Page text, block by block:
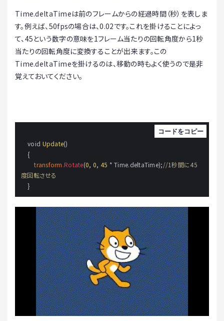
Time.deltaTimeは前のフレームからの経過時間（秒）を表しま
す。例えば、50fpsの場合は、0.02です。これを掛けることによっ
て、45という数字の意味を1フレーム当たりの回転角度から1秒
当たりの回転角度に変換することが出来ます。この
Time.deltaTimeを掛けるのは、移動の時もよく使うので是非
覚えておいてください。
    void
Update()
    {
transform.Rotate(0, 0, 45 * Time.deltaTime);//1秒間に45
度回転させる
    }